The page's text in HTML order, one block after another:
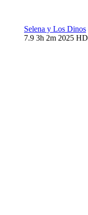
Selena y Los Dinos
7.9 3h 2m 2025 HD